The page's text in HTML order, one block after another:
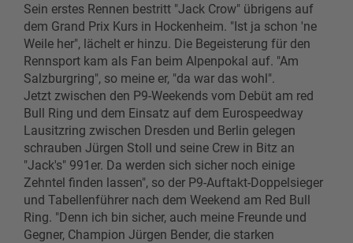
Sein erstes Rennen bestritt "Jack Crow" übrigens auf
dem Grand Prix Kurs in Hockenheim. "Ist ja schon 'ne
Weile her", lächelt er hinzu. Die Begeisterung für den
Rennsport kam als Fan beim Alpenpokal auf. "Am
Salzburgring", so meine er, "da war das wohl".
Jetzt zwischen den P9-Weekends vom Debüt am red
Bull Ring und dem Einsatz auf dem Eurospeedway
Lausitzring zwischen Dresden und Berlin gelegen
schrauben Jürgen Stoll und seine Crew in Bitz an
"Jack's" 991er. Da werden sich sicher noch einige
Zehntel finden lassen", so der P9-Auftakt-Doppelsieger
und Tabellenführer nach dem Weekend am Red Bull
Ring. "Denn ich bin sicher, auch meine Freunde und
Gegner, Champion Jürgen Bender, die starken